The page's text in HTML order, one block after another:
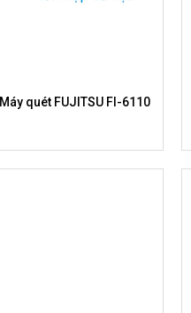
Máy quét FUJITSU FI-6110